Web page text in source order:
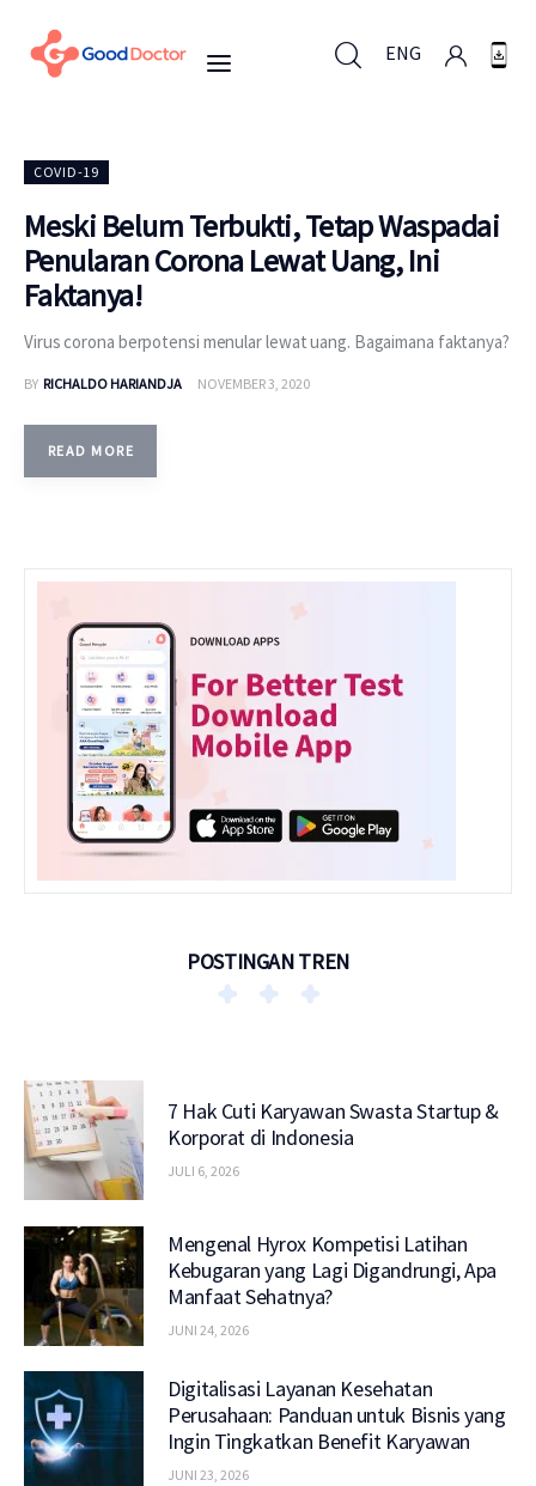
ENG
Untuk Bisnis
Untuk Anda
Mengapa Good Doctor
Berita
COVID-19
Meski Belum Terbukti, Tetap Waspadai
Penularan Corona Lewat Uang, Ini
Faktanya!
Virus corona berpotensi menular lewat uang. Bagaimana faktanya?
BY RICHALDO HARIANDJA NOVEMBER 3, 2020
READ MORE
POSTINGAN TREN
7 Hak Cuti Karyawan Swasta Startup &
Korporat di Indonesia
JULI 6, 2026
Mengenal Hyrox Kompetisi Latihan
Kebugaran yang Lagi Digandrungi, Apa
Manfaat Sehatnya?
JUNI 24, 2026
Digitalisasi Layanan Kesehatan
Perusahaan: Panduan untuk Bisnis yang
Ingin Tingkatkan Benefit Karyawan
JUNI 23, 2026